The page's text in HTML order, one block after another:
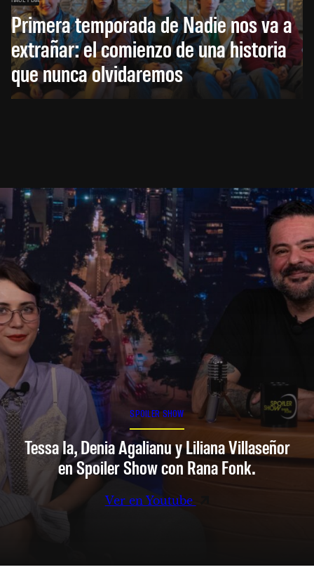
Primera temporada de Nadie nos va a
extrañar: el comienzo de una historia
que nunca olvidaremos
SPOILER SHOW
Tessa Ia, Denia Agalianu y Liliana Villaseñor
en Spoiler Show con Rana Fonk.
Ver en Youtube